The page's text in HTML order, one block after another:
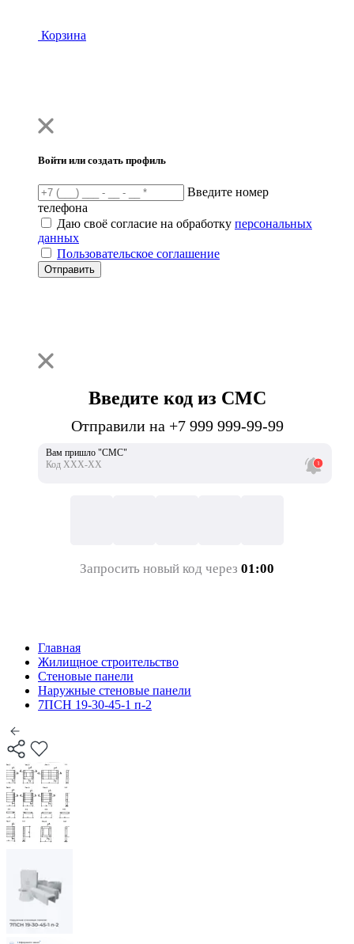
Корзина
Войти или создать профиль
Введите номер
телефона
Даю своё согласие на обработку персональных
данных
Пользовательское соглашение
Отправить
Введите код из СМС
Отправили на +7 999 999-99-99
Вам пришло "СМС"
Код ХХХ-ХХ
Запросить новый код через 01:00
Главная
Жилищное строительство
Стеновые панели
Наружные стеновые панели
7ПСН 19-30-45-1 п-2